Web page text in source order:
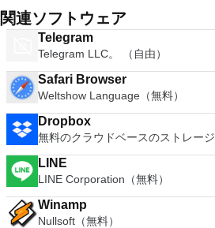
関連ソフトウェア
Telegram
Telegram LLC。 （自由）
Safari Browser
Weltshow Language（無料）
Dropbox
無料のクラウドベースのストレージ
LINE
LINE Corporation（無料）
Winamp
Nullsoft（無料）